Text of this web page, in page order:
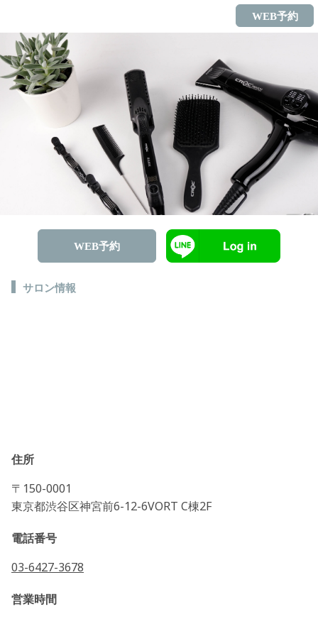
WEB予約
WEB予約
サロン情報
住所
〒150-0001
東京都渋谷区神宮前6-12-6VORT C棟2F
電話番号
03-6427-3678
営業時間